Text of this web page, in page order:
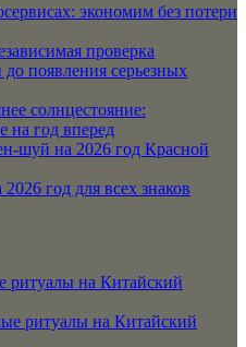
экономим без потери
проверка
появления серьезных
солнцестояние:
на год вперед
шуй на 2026 год Красной
год для всех знаков
ритуалы на Китайский
ритуалы на Китайский